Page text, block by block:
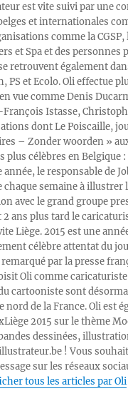
est vite suivi par une
et internationales
comme la CGSP,
et Spa et des personnes
retrouvent également
PS et Ecolo. Oli effectue
vue comme Denis
Istasse,
dont Le Poiscaille,
– Zonder woorden »
plus célèbres en Belgique
année, le responsable de
chaque semaine à illustrer
avec le grand groupe
ans plus tard le
Liège. 2015 est une
célèbre attentat du
par la presse
Oli comme
cartooniste sont
nord de la France. Oli est
2015 sur le thème
dessinées,
! Vous
sur les réseaux
tous les articles par Oli